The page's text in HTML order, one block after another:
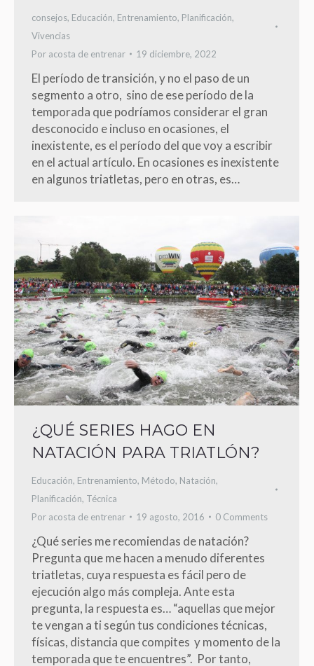
consejos, Educación, Entrenamiento, Planificación,
Vivencias
Por acosta de entrenar 19 diciembre, 2022
El período de transición, y no el paso de un
segmento a otro, sino de ese período de la
temporada que podríamos considerar el gran
desconocido e incluso en ocasiones, el
inexistente, es el período del que voy a escribir
en el actual artículo. En ocasiones es inexistente
en algunos triatletas, pero en otras, es…
¿QUÉ SERIES HAGO EN
NATACIÓN PARA TRIATLÓN?
Educación, Entrenamiento, Método, Natación,
Planificación, Técnica
Por acosta de entrenar 19 agosto, 2016 0 Comments
¿Qué series me recomiendas de natación?
Pregunta que me hacen a menudo diferentes
triatletas, cuya respuesta es fácil pero de
ejecución algo más compleja. Ante esta
pregunta, la respuesta es… “aquellas que mejor
te vengan a ti según tus condiciones técnicas,
físicas, distancia que compites y momento de la
temporada que te encuentres”. Por tanto,